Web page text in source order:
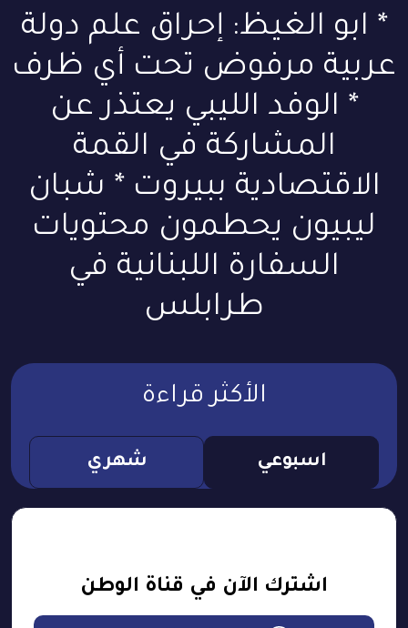
* ابو الغيظ: إحراق علم دولة
عربية مرفوض تحت أي ظرف
* الوفد الليبي يعتذر عن
المشاركة في القمة
الاقتصادية ببيروت * شبان
ليبيون يحطمون محتويات
السفارة اللبنانية في
طرابلس
الأكثر قراءة
اسبوعي شهري
اشترك الآن في قناة الوطن